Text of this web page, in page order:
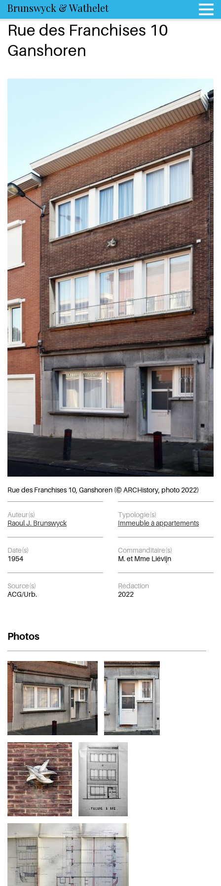
Brunswyck & Wathelet
Rue des Franchises 10
Ganshoren
Rue des Franchises 10, Ganshoren (© ARCHistory, photo 2022)
Auteur(s)
Raoul J. Brunswyck
Typologie(s)
Immeuble à appartements
Date(s)
1954
Commanditaire(s)
M. et Mme Liévijn
Source(s)
ACG/Urb.
Rédaction
2022
Photos